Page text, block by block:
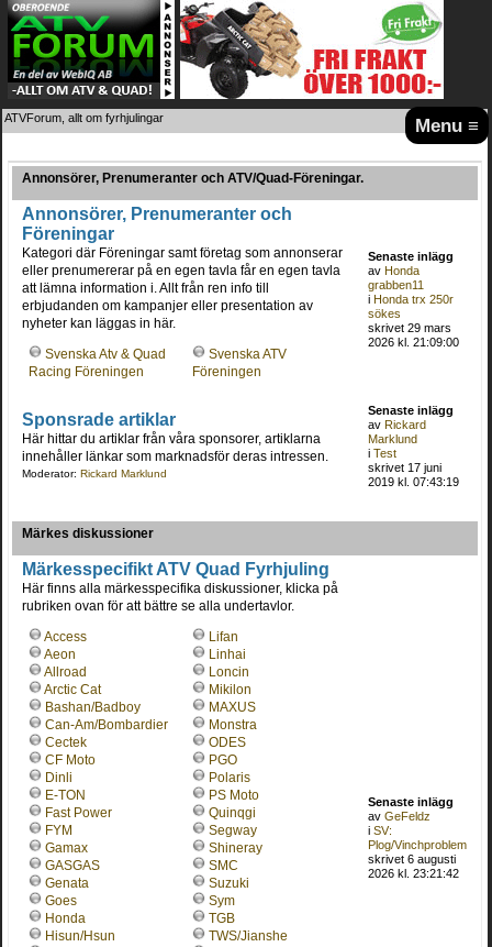
Menu ≡
ATVForum, allt om fyrhjulingar
Annonsörer, Prenumeranter och ATV/Quad-Föreningar.
Annonsörer, Prenumeranter och
Föreningar
Kategori där Föreningar samt företag som annonserar
eller prenumererar på en egen tavla får en egen tavla
att lämna information i. Allt från ren info till
erbjudanden om kampanjer eller presentation av
nyheter kan läggas in här.
Svenska Atv & Quad
Racing Föreningen
Svenska ATV
Föreningen
Senaste inlägg
avHonda
grabben11
iHonda trx 250r
sökes
skrivet 29 mars
2026 kl. 21:09:00
Sponsrade artiklar
Här hittar du artiklar från våra sponsorer, artiklarna
innehåller länkar som marknadsför deras intressen.
Moderator: Rickard Marklund
Senaste inlägg
avRickard
Marklund
iTest
skrivet 17 juni
2019 kl. 07:43:19
Märkes diskussioner
Märkesspecifikt ATV Quad Fyrhjuling
Här finns alla märkesspecifika diskussioner, klicka på
rubriken ovan för att bättre se alla undertavlor.
Access
Aeon
Allroad
Arctic Cat
Bashan/Badboy
Can-Am/Bombardier
Cectek
CF Moto
Dinli
E-TON
Fast Power
FYM
Gamax
GASGAS
Genata
Goes
Honda
Hisun/Hsun
Lifan
Linhai
Loncin
Mikilon
MAXUS
Monstra
ODES
PGO
Polaris
PS Moto
Quinqgi
Segway
Shineray
SMC
Suzuki
Sym
TGB
TWS/Jianshe
Senaste inlägg
avGeFeldz
iSV:
Plog/Vinchproblem
skrivet 6 augusti
2026 kl. 23:21:42